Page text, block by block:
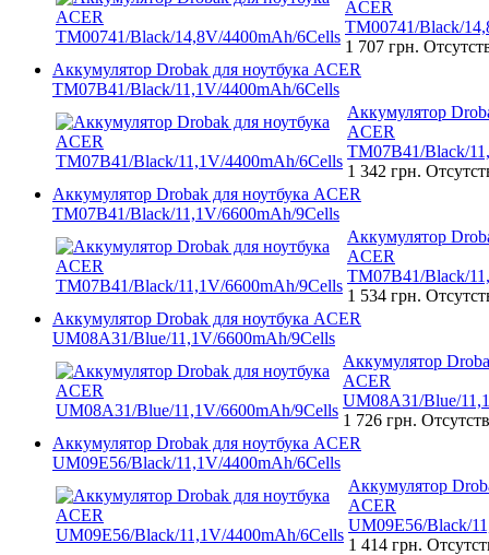
ACER
TM00741/Black/
1 707 грн.
Аккумулятор Drobak для ноутбука ACER
TM07B41/Black/11,1V/4400mAh/6Cells
Аккумулятор
ACER
TM07B41/Black/
1 342 грн.
Аккумулятор Drobak для ноутбука ACER
TM07B41/Black/11,1V/6600mAh/9Cells
Аккумулятор
ACER
TM07B41/Black/
1 534 грн.
Аккумулятор Drobak для ноутбука ACER
UM08A31/Blue/11,1V/6600mAh/9Cells
Аккумулятор
ACER
UM08A31/Blue/
1 726 грн.
Аккумулятор Drobak для ноутбука ACER
UM09E56/Black/11,1V/4400mAh/6Cells
Аккумулятор
ACER
UM09E56/Black/
1 414 грн.